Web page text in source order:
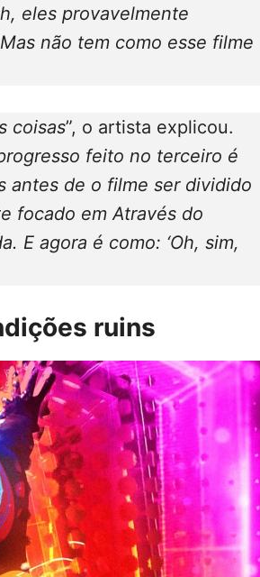
eles provavelmente
não tem como esse filme
coisas”, o artista explicou.
feito no terceiro é
antes de o filme ser dividido
focado em Através do
E agora é como: ‘Oh, sim,
ruins